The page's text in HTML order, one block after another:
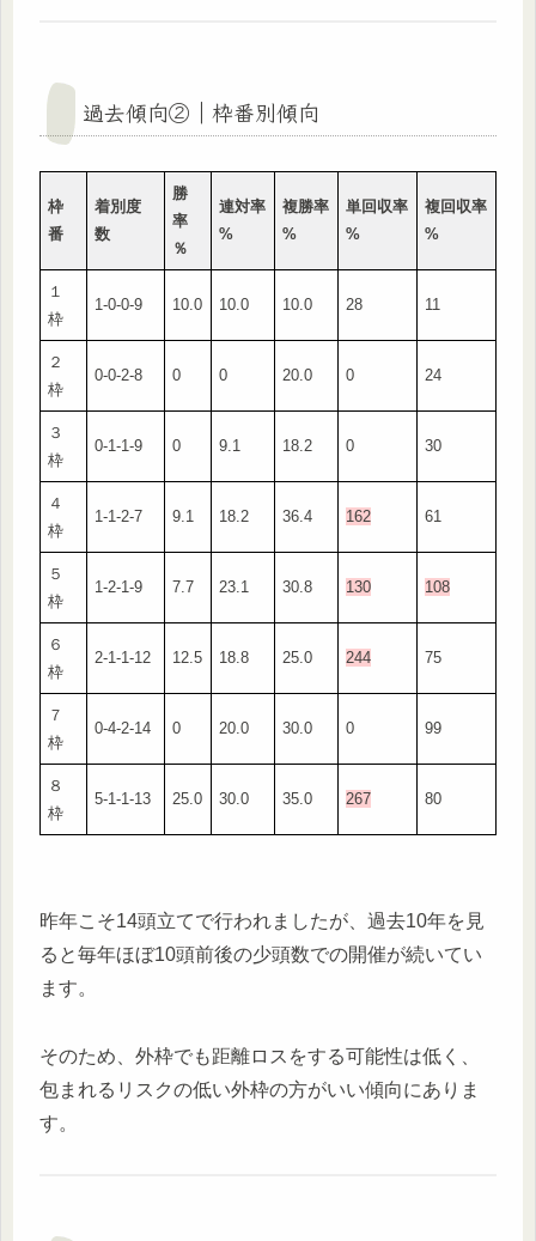
過去傾向②｜枠番別傾向
枠
番
着別度
数
勝
率
％
連対率
%
複勝率
%
単回収率
%
複回収率
%
１
枠
1-0-0-9 10.0 10.0 10.0 28 11
２
枠
0-0-2-8 0 0 20.0 0 24
３
枠
0-1-1-9 0 9.1 18.2 0 30
４
枠
1-1-2-7 9.1 18.2 36.4 162 61
５
枠
1-2-1-9 7.7 23.1 30.8 130 108
６
枠
2-1-1-12 12.5 18.8 25.0 244 75
７
枠
0-4-2-14 0 20.0 30.0 0 99
８
枠
5-1-1-13 25.0 30.0 35.0 267 80
昨年こそ14頭立てで行われましたが、過去10年を見
ると毎年ほぼ10頭前後の少頭数での開催が続いてい
ます。
そのため、外枠でも距離ロスをする可能性は低く、
包まれるリスクの低い外枠の方がいい傾向にありま
す。